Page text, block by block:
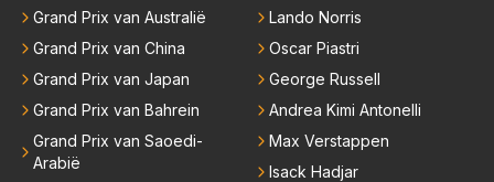
erg omhoog geschroefd. Daar zou je al een behoorli
jke gewichtsvermindering mee doen en ruimte creër
er echte raceauto's te zien zodat iedereen weer teru
gkomt naar de F1 die inmiddels weggelopen zijn!
Grand Prix van Australië
Grand Prix van China
Grand Prix van Japan
Grand Prix van Bahrein
Grand Prix van Saoedi-
Arabië
Lando Norris
Oscar Piastri
George Russell
Andrea Kimi Antonelli
Max Verstappen
Isack Hadjar